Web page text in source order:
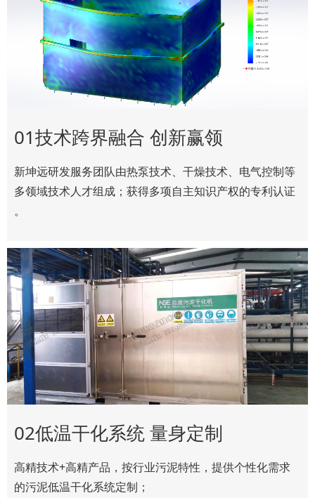
01技术跨界融合 创新赢领
新坤远研发服务团队由热泵技术、干燥技术、电气控制等
多领域技术人才组成；获得多项自主知识产权的专利认证
。
02低温干化系统 量身定制
高精技术+高精产品，按行业污泥特性，提供个性化需求
的污泥低温干化系统定制；